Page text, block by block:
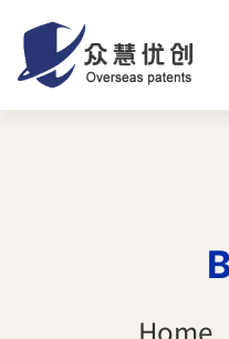
Home